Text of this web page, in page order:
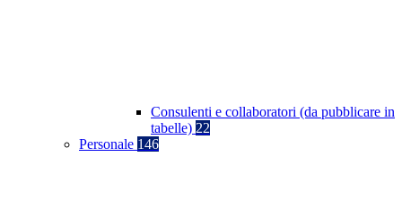
Consulenti e collaboratori (da pubblicare in
tabelle) 22
Personale 146